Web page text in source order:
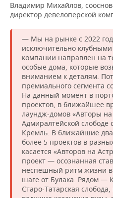
Владимир Михайлов,
директор девелоперской
— Мы на рынке с 2022
исключительно
компании направлен на
особые дома, которые
вниманием к деталям.
премиального сегмента
На данный момент в
проектов, в ближайшее
лаундж-домов «Авторы
Адмиралтейской слободе
Кремль. В ближайшие
более 5 проектов в
касается «Авторов на
проект — осознанная
неспешный ритм жизни
шаге от Булака. Рядом —
Старо-Татарская